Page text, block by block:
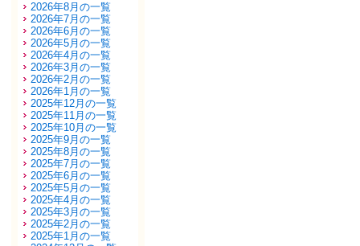
2026年8月の一覧
2026年7月の一覧
2026年6月の一覧
2026年5月の一覧
2026年4月の一覧
2026年3月の一覧
2026年2月の一覧
2026年1月の一覧
2025年12月の一覧
2025年11月の一覧
2025年10月の一覧
2025年9月の一覧
2025年8月の一覧
2025年7月の一覧
2025年6月の一覧
2025年5月の一覧
2025年4月の一覧
2025年3月の一覧
2025年2月の一覧
2025年1月の一覧